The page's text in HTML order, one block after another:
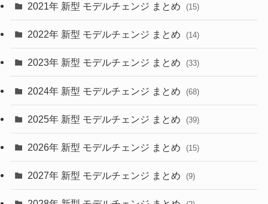
(10)
(9)
(22)
(4)
(9)
(4)
(1)
2021年 新型 モデルチェンジ まとめ (15)
2022年 新型 モデルチェンジ まとめ (14)
2023年 新型 モデルチェンジ まとめ (33)
2024年 新型 モデルチェンジ まとめ (68)
2025年 新型 モデルチェンジ まとめ (39)
2026年 新型 モデルチェンジ まとめ (15)
2027年 新型 モデルチェンジ まとめ (9)